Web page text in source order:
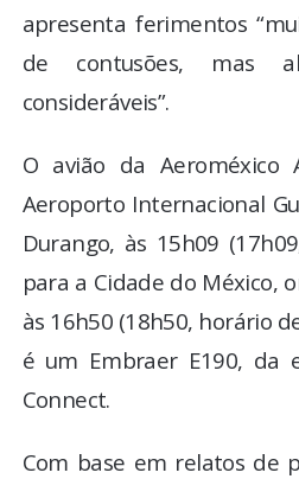
apresenta ferimentos
de contusões, mas
consideráveis”.
O avião da Aeroméxico
Aeroporto Internacional
Durango, às 15h09
para a Cidade do México,
às 16h50 (18h50, horário
é um Embraer E190, da
Connect.
Com base em relatos de